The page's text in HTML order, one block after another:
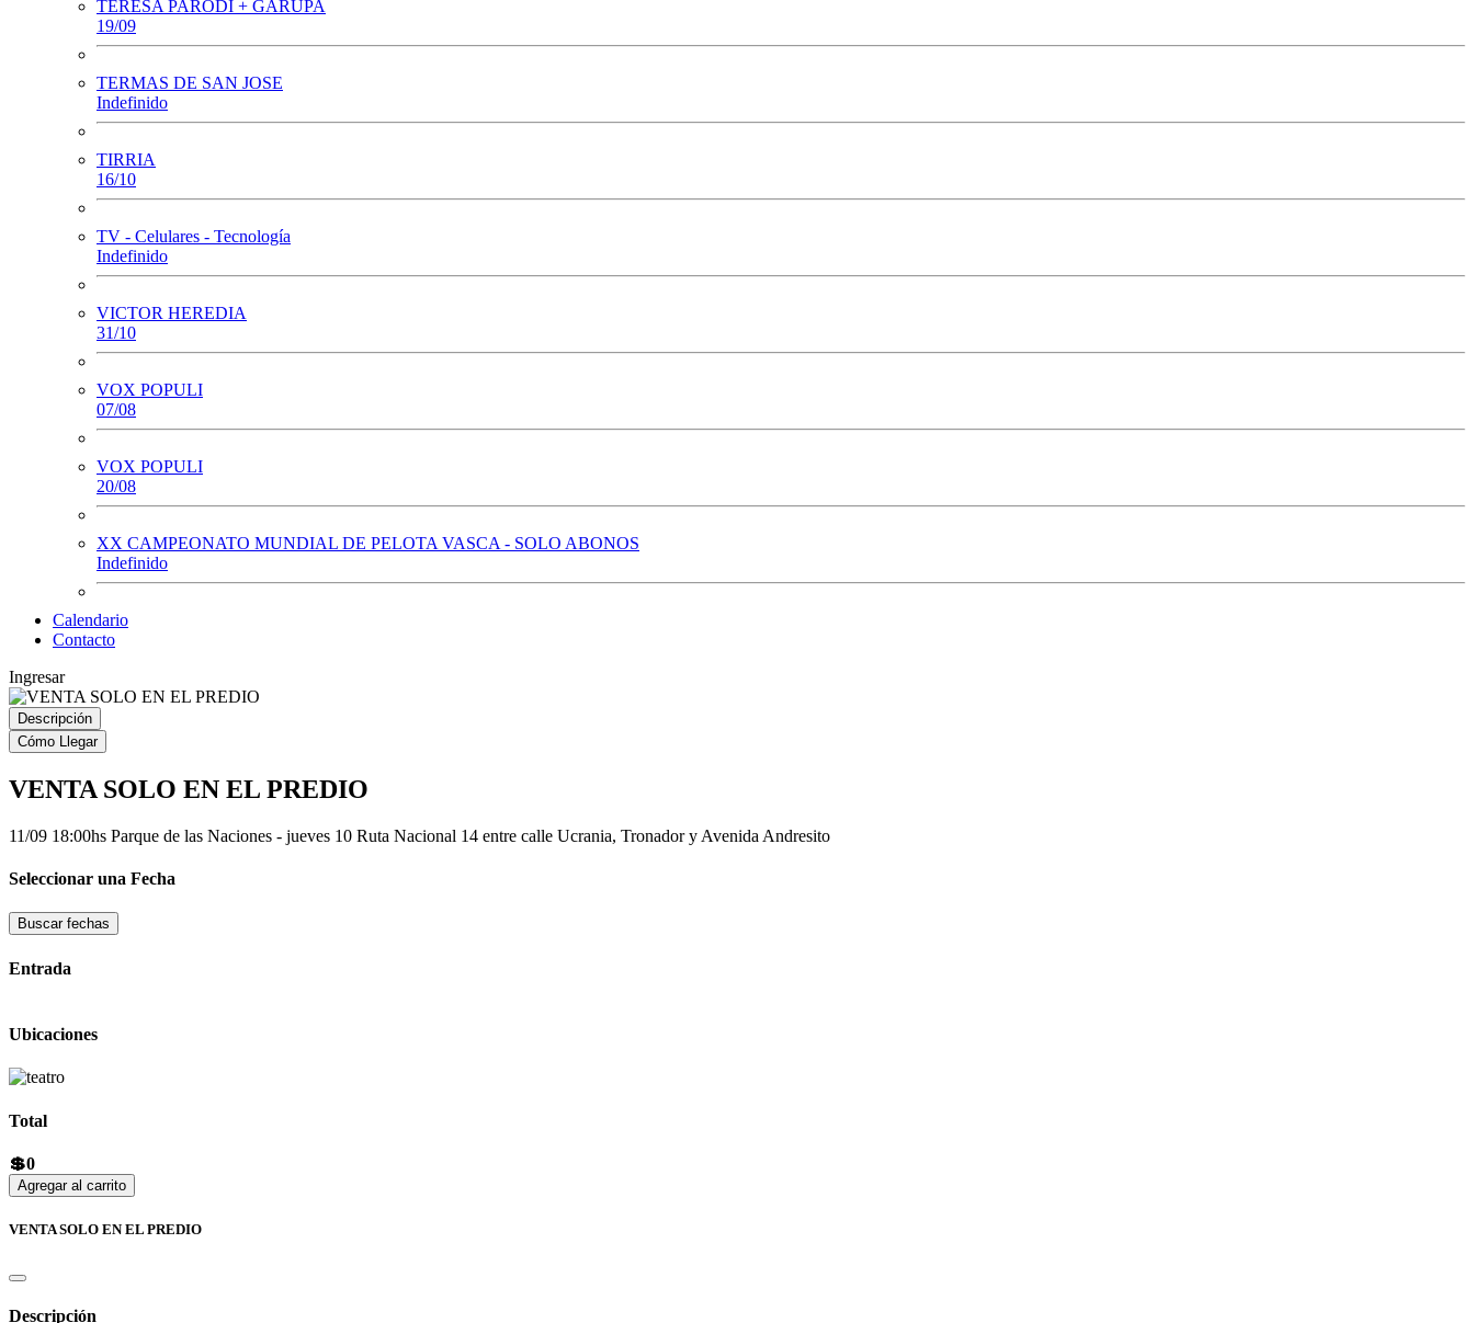
TERESA PARODI + GARUPA
19/09
TERMAS DE SAN JOSE
Indefinido
TIRRIA
16/10
TV - Celulares - Tecnología
Indefinido
VICTOR HEREDIA
31/10
VOX POPULI
07/08
VOX POPULI
20/08
XX CAMPEONATO MUNDIAL DE PELOTA VASCA - SOLO ABONOS
Indefinido
Calendario
Contacto
Ingresar
Descripción
Cómo Llegar
VENTA SOLO EN EL PREDIO
11/09 18:00hs Parque de las Naciones - jueves 10 Ruta Nacional 14 entre calle Ucrania, Tronador y Avenida Andresito
Seleccionar una Fecha
Buscar fechas
Entrada
Ubicaciones
Total
💲0
Agregar al carrito
VENTA SOLO EN EL PREDIO
Descripción